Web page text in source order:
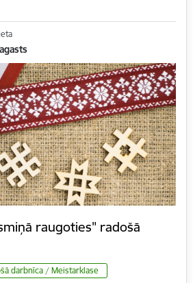
raugoties" radošā
darbnīca / Meistarklase